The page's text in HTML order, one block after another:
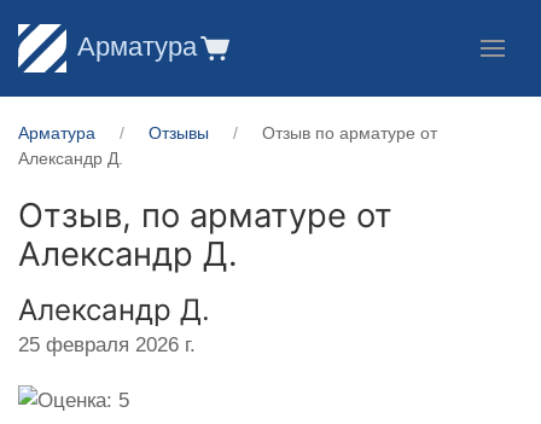
Арматура
Арматура Отзывы
Отзыв по арматуре от
Александр Д.
Отзыв, по арматуре от
Александр Д.
Александр Д.
25 февраля 2026 г.